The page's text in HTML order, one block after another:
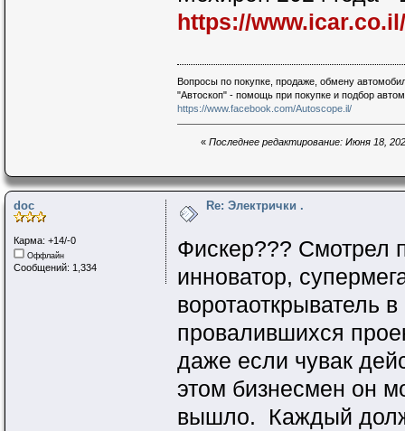
https://www.icar.co.il/
Вопросы по покупке, продаже, обмену
"Автоскоп" - помощь при покупке и подбор
https://www.facebook.com/Autoscope.il/
« Последнее редактирование: Июня 18,
doc
Карма: +14/-0
Оффлайн
Сообщений: 1,334
Re: Электрички .
Фискер??? Смотрел
инноватор,
воротаоткрыватель
провалившихся
даже если чувак
этом бизнесмен он
вышло. Каждый